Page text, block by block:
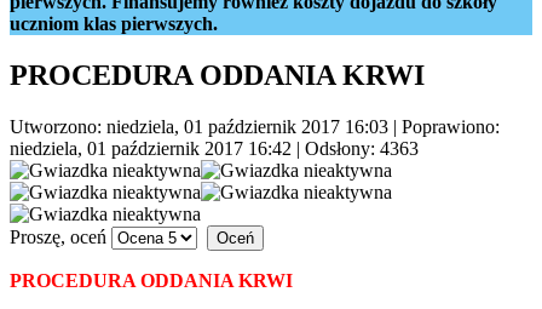
uczniom klas pierwszych.
PROCEDURA ODDANIA KRWI
Utworzono: niedziela, 01 październik 2017 16:03 | Poprawiono:
niedziela, 01 październik 2017 16:42 | Odsłony: 4363
Proszę, oceń
PROCEDURA ODDANIA KRWI